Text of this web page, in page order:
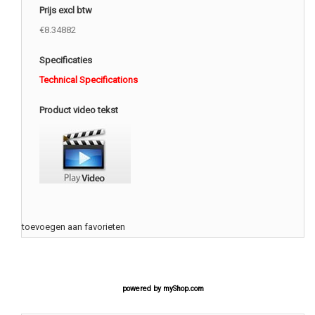
Prijs excl btw
€8.34882
Specificaties
Technical Specifications
Product video tekst
toevoegen aan favorieten
powered by myShop.com